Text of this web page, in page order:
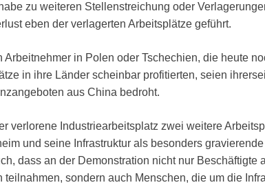
zu weiteren Stellenstreichung oder
eben der verlagerten Arbeitsplätze geführt.
Arbeitnehmer in Polen oder Tschechien, die heute
in ihre Länder scheinbar profitierten, seien
aus China bedroht.
verlorene Industriearbeitsplatz zwei weitere
und seine Infrastruktur als besonders
dass an der Demonstration nicht nur Beschäftigte
teilnahmen, sondern auch Menschen, die um die